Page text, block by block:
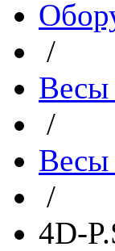
/
Весы
/
Весы
/
4D-